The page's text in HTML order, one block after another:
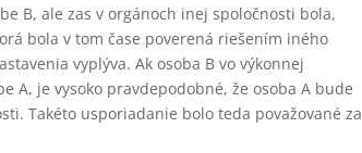
B, ale zas v orgánoch inej spoločnosti bola,
bola v tom čase poverená riešením iného
vyplýva. Ak osoba B vo výkonnej
A, je vysoko pravdepodobné, že osoba A bude
Takéto usporiadanie bolo teda považované za